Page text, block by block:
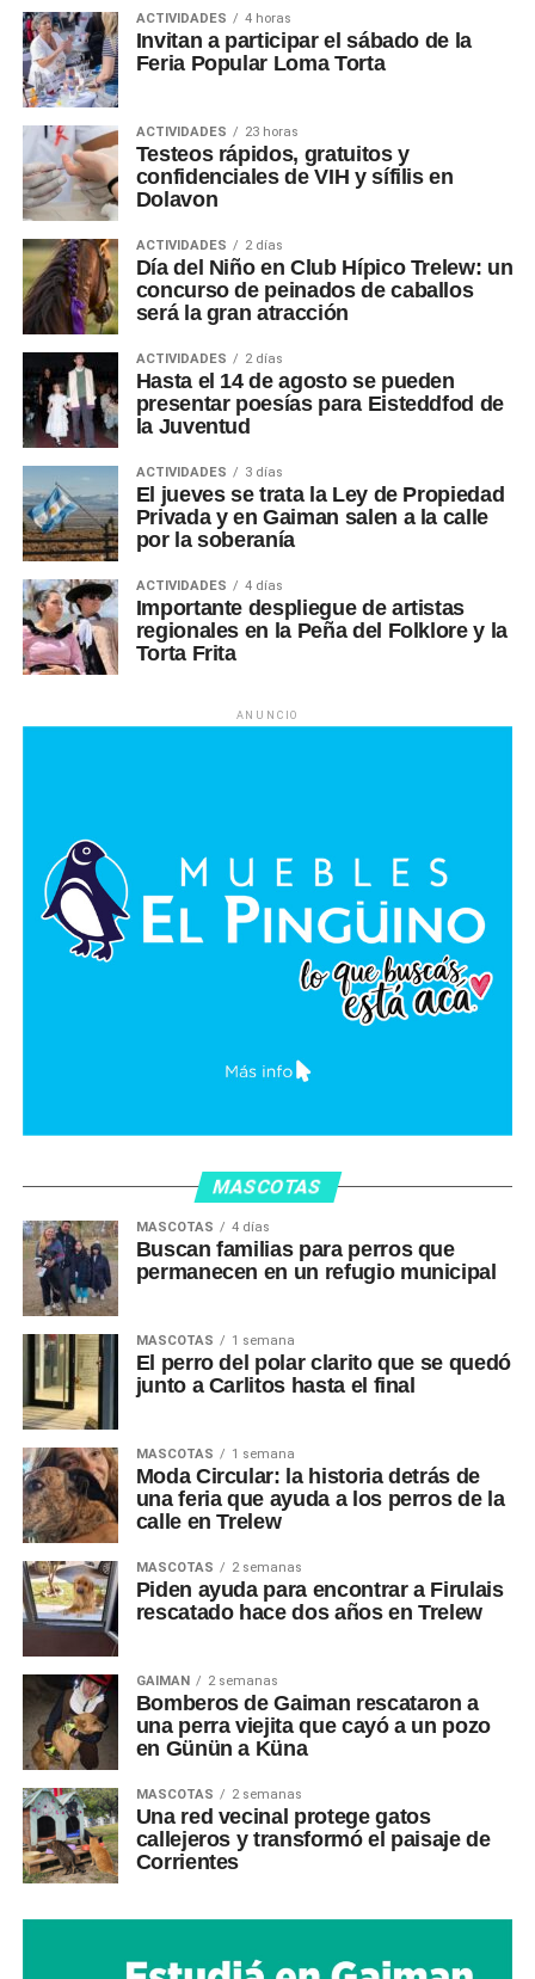
ACTIVIDADES 4 horas
Invitan a participar el sábado de la
Feria Popular Loma Torta
ACTIVIDADES 23 horas
Testeos rápidos, gratuitos y
confidenciales de VIH y sífilis en
Dolavon
ACTIVIDADES 2 días
Día del Niño en Club Hípico Trelew: un
concurso de peinados de caballos
será la gran atracción
ACTIVIDADES 2 días
Hasta el 14 de agosto se pueden
presentar poesías para Eisteddfod de
la Juventud
ACTIVIDADES 3 días
El jueves se trata la Ley de Propiedad
Privada y en Gaiman salen a la calle
por la soberanía
ACTIVIDADES 4 días
Importante despliegue de artistas
regionales en la Peña del Folklore y la
Torta Frita
ANUNCIO
MASCOTAS
MASCOTAS 4 días
Buscan familias para perros que
permanecen en un refugio municipal
MASCOTAS 1 semana
El perro del polar clarito que se quedó
junto a Carlitos hasta el final
MASCOTAS 1 semana
Moda Circular: la historia detrás de
una feria que ayuda a los perros de la
calle en Trelew
MASCOTAS 2 semanas
Piden ayuda para encontrar a Firulais
rescatado hace dos años en Trelew
GAIMAN 2 semanas
Bomberos de Gaiman rescataron a
una perra viejita que cayó a un pozo
en Günün a Küna
MASCOTAS 2 semanas
Una red vecinal protege gatos
callejeros y transformó el paisaje de
Corrientes